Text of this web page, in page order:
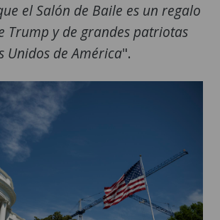
el Salón de Baile es un regalo
Trump y de grandes patriotas
Unidos de América".